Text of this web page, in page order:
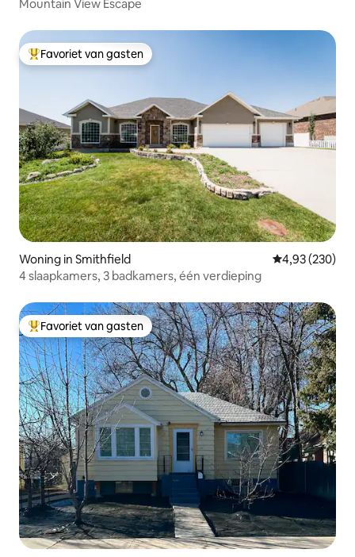
Mountain View Escape
Topfavoriet van gasten
Favoriet van gasten
Woning in Smithfield Gemiddelde
4,93 (230)
4 slaapkamers, 3 badkamers, één verdieping
Topfavoriet van gasten
Favoriet van gasten